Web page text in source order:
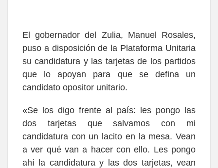
El gobernador del Zulia, Manuel Rosales,
puso a disposición de la Plataforma Unitaria
su candidatura y las tarjetas de los partidos
que lo apoyan para que se defina un
candidato opositor unitario.
«Se los digo frente al país: les pongo las
dos tarjetas que salvamos con mi
candidatura con un lacito en la mesa. Vean
a ver qué van a hacer con ello. Les pongo
ahí la candidatura y las dos tarjetas, vean